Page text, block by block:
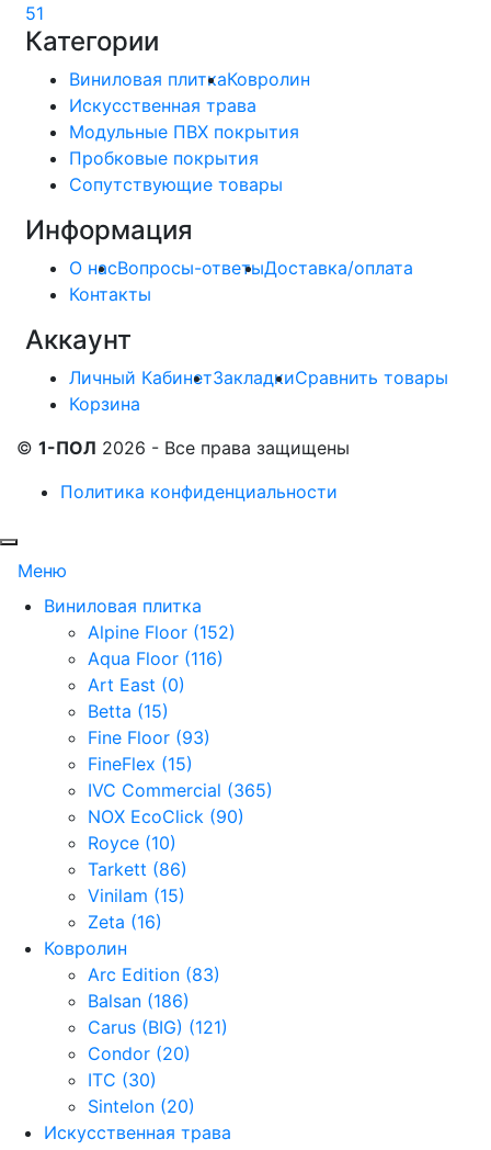
51
Категории
Виниловая плиткаКовролин
Искусственная трава
Модульные ПВХ покрытия
Пробковые покрытия
Сопутствующие товары
Информация
О насВопросы-ответыДоставка/оплата
Контакты
Аккаунт
Личный КабинетЗакладкиСравнить товары
Корзина
© 1-ПОЛ 2026 - Все права защищены
Политика конфиденциальности
Меню
Виниловая плитка
Alpine Floor (152)
Aqua Floor (116)
Art East (0)
Betta (15)
Fine Floor (93)
FineFlex (15)
IVC Commercial (365)
NOX EcoClick (90)
Royce (10)
Tarkett (86)
Vinilam (15)
Zeta (16)
Ковролин
Arc Edition (83)
Balsan (186)
Carus (BIG) (121)
Condor (20)
ITC (30)
Sintelon (20)
Искусственная трава